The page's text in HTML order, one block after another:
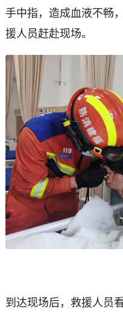
手中指，造成血液不畅
援人员赶赴现场。
到达现场后，救援人员